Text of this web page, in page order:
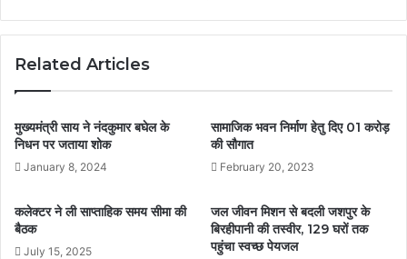
Related Articles
मुख्यमंत्री साय ने नंदकुमार बघेल के
निधन पर जताया शोक
January 8, 2024
सामाजिक भवन निर्माण हेतु दिए 01 करोड़
की सौगात
February 20, 2023
कलेक्टर ने ली साप्ताहिक समय सीमा की
बैठक
July 15, 2025
जल जीवन मिशन से बदली जशपुर के
बिरहीपानी की तस्वीर, 129 घरों तक
पहुंचा स्वच्छ पेयजल